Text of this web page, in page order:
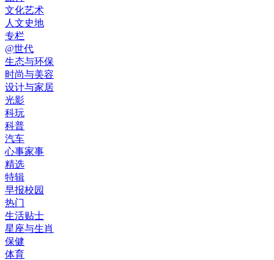
文化艺术
人文史地
专栏
@世代
生态与环保
时尚与美容
设计与家居
光影
科玩
科普
汽车
心事家事
精选
特辑
早报校园
热门
生活贴士
星座与生肖
保健
体育